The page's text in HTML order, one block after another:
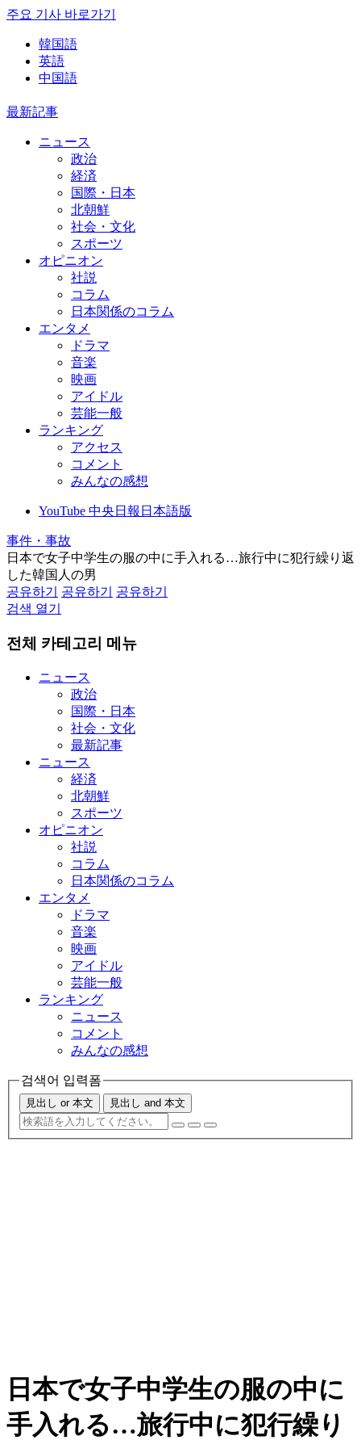
주요 기사 바로가기
韓国語
英語
中国語
最新記事
ニュース
政治
経済
国際・日本
北朝鮮
社会・文化
スポーツ
オピニオン
社説
コラム
日本関係のコラム
エンタメ
ドラマ
音楽
映画
アイドル
芸能一般
ランキング
アクセス
コメント
みんなの感想
YouTube 中央日報日本語版
事件・事故
日本で女子中学生の服の中に手入れる…旅行中に犯行繰り返
した韓国人の男
공유하기
공유하기
공유하기
검색 열기
전체 카테고리 메뉴
ニュース
政治
国際・日本
社会・文化
最新記事
ニュース
経済
北朝鮮
スポーツ
オピニオン
社説
コラム
日本関係のコラム
エンタメ
ドラマ
音楽
映画
アイドル
芸能一般
ランキング
ニュース
コメント
みんなの感想
검색어 입력폼
見出し or 本文 見出し and 本文
日本で女子中学生の服の中に
手入れる…旅行中に犯行繰り